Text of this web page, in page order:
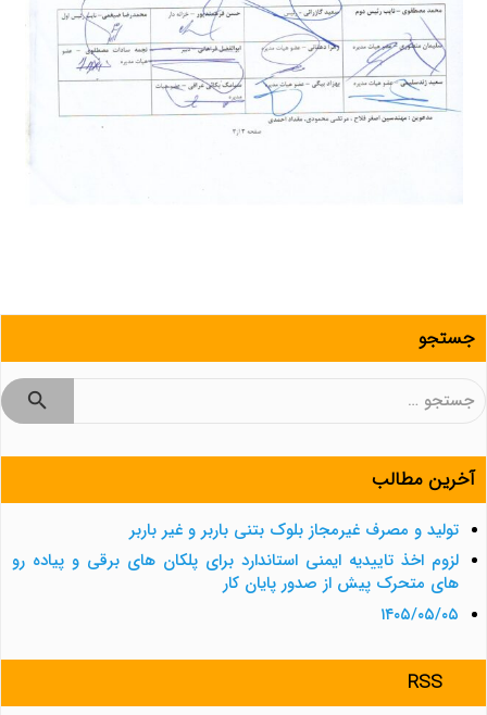
جستجو
جستجو
آخرین مطالب
تولید و مصرف غیرمجاز بلوک بتنی باربر و غیر باربر
لزوم اخذ تاییدیه ایمنی استاندارد برای پلکان های برقی و پیاده رو
های متحرک پیش از صدور پایان کار
۱۴۰۵/۰۵/۰۵
RSS